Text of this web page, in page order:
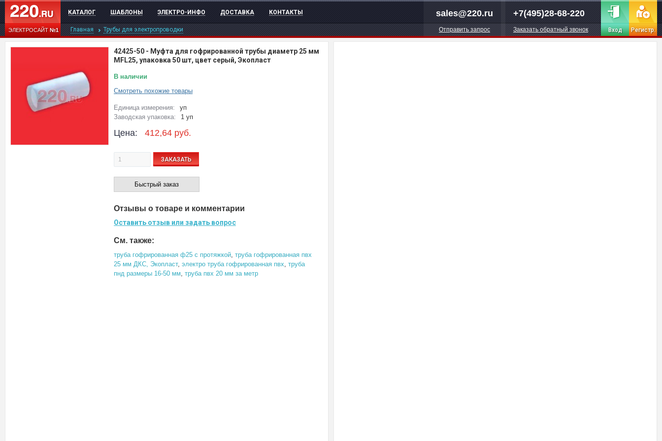
ЭЛЕКТРОСАЙТ№1
КАТАЛОГ ШАБЛОНЫ ЭЛЕКТРО-ИНФО ДОСТАВКА КОНТАКТЫ sales@220.ru
Отправить запрос
+7(495)28-68-220
Заказать обратный звонок Вход Регистр.
Главная Трубы для электропроводки
42425-50 - Муфта для гофрированной трубы диаметр 25 мм
MFL25, упаковка 50 шт, цвет серый, Экопласт
В наличии
Смотреть похожие товары
Единица измерения:
уп
Заводская упаковка:
1 уп
Цена: 412,64 руб.
ЗАКАЗАТЬ
Быстрый заказ
Отзывы о товаре и комментарии
Оставить отзыв или задать вопрос
См. также:
труба гофрированная ф25 с протяжкой, труба гофрированная пвх
25 мм ДКС, Экопласт, электро труба гофрированная пвх, труба
пнд размеры 16-50 мм, труба пвх 20 мм за метр